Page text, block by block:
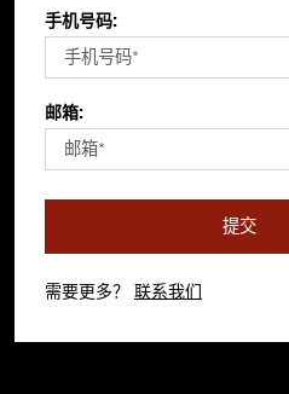
手机号码:
邮箱:
提交
需要更多？ 联系我们